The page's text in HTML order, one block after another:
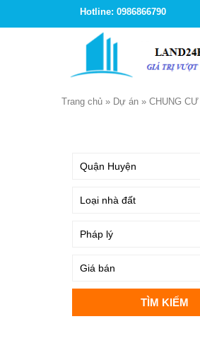
Hotline: 0986866790
Trang chủ » Dự án » CHUNG